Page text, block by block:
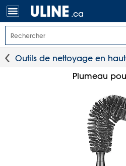
.ca
Outils de nettoyage en
Plumeau